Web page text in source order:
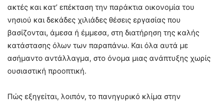
ακτές και κατ’ επέκταση την παράκτια οικονομία του
νησιού και δεκάδες χιλιάδες θέσεις εργασίας που
βασίζονται, άμεσα ή έμμεσα, στη διατήρηση της καλής
κατάστασης όλων των παραπάνω. Και όλα αυτά με
ασήμαντο αντάλλαγμα, στο όνομα μιας ανάπτυξης χωρίς
ουσιαστική προοπτική.
Πώς εξηγείται, λοιπόν, το πανηγυρικό κλίμα στην